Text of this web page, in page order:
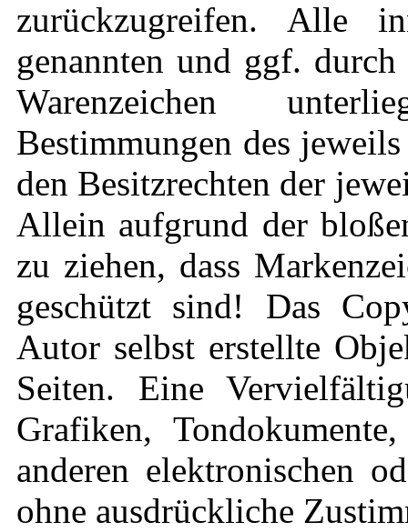
zurückzugreifen. Alle
genannten und ggf.
Warenzeichen
Bestimmungen des
den Besitzrechten der
Allein aufgrund der
zu ziehen, dass
geschützt sind! Das
Autor selbst erstellte
Seiten. Eine
Grafiken,
anderen elektronischen
ohne ausdrückliche